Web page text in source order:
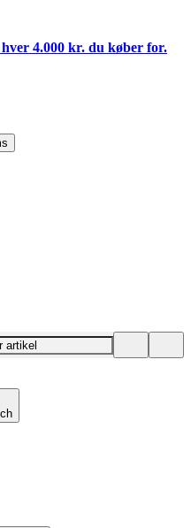
4.000 kr. du køber for.